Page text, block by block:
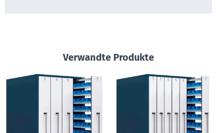
Verwandte Produkte